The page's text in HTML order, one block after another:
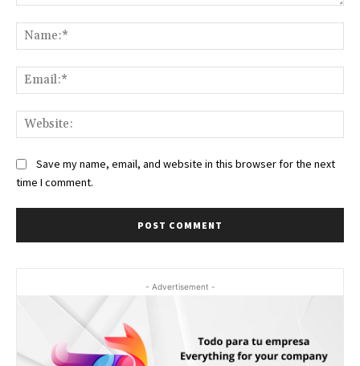
Save my name, email, and website in this browser for the next
time I comment.
- Advertisement -